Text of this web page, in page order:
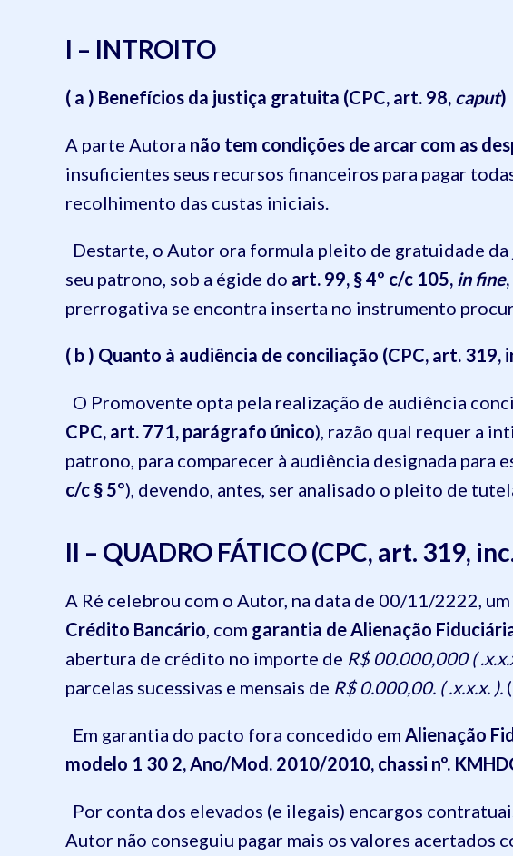
I – INTROITO
( a ) Benefícios da justiça gratuita (CPC, art. 98, caput)
A parte Autora não tem condições de arcar com as
insuficientes seus recursos financeiros para pagar
recolhimento das custas iniciais.
Destarte, o Autor ora formula pleito de gratuidade da
seu patrono, sob a égide do art. 99, § 4º c/c 105, in fine
prerrogativa se encontra inserta no instrumento
( b ) Quanto à audiência de conciliação (CPC, art. 319,
O Promovente opta pela realização de audiência
CPC, art. 771, parágrafo único), razão qual requer a
patrono, para comparecer à audiência designada para
c/c § 5º), devendo, antes, ser analisado o pleito de
II – QUADRO FÁTICO (CPC, art. 319,
A Ré celebrou com o Autor, na data de 00/11/2222,
Crédito Bancário, com garantia de Alienação
abertura de crédito no importe de R$ 00.000,000 (
parcelas sucessivas e mensais de R$ 0.000,00. ( .x.x.x. ). (
Em garantia do pacto fora concedido em Alienação
modelo 1 30 2, Ano/Mod. 2010/2010, chassi nº.
Por conta dos elevados (e ilegais) encargos
Autor não conseguiu pagar mais os valores acertados